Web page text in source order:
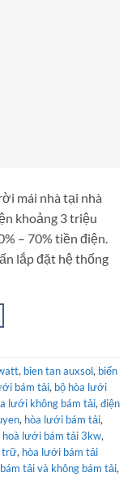
mái nhà tại nhà
khoảng 3 triệu
– 70% tiền điện.
lắp đặt hệ thống
, bien tan auxsol, biến
bám tải, bộ hòa lưới
lưới không bám tải,điện
, hòa lưới bám tải,
hoà lưới bám tải 3kw,
trữ, hòa lưới bám tải
tải và không bám tải,